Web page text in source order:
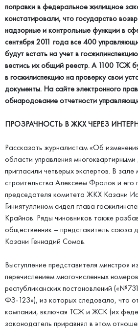
поправки в федеральное жилищное
констатировали, что государство
надзорные и контрольные функции в
сентября 2011 года все 400
будут встать на учет в
вестись их общий реестр. А 1100 ТСЖ
в госжилиспекцию на проверку свои
документы. На сайте электронного
обнародование отчетности
ПРОЗРАЧНОСТЬ В ЖКХ ЧЕРЕЗ
Рассказать журналистам «Об
области управления
пригласили четверых экспертов. В
строительства Алексеем Фролов и его
председателя комитета ЖКХ Казани
Гиниятуллином сидел глава
Крайнов. Ряды чиновников также
общественник – представитель союза
Казани Геннадий Сомов.
Выступление представителя минстроя
перечислением многочисленных
республиканских постановлений
ФЗ-123»), из которых следовало, что
компании, включая ТСЖ и ЖСК (их
законодатель приравнял в этом